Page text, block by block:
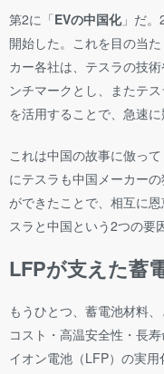
第2に「EVの中国化」だ。
開始した。これを目の当
カー各社は、テスラの技
ンチマークとし、またテ
を活用することで、急速に
これは中国の故事に倣って
にテスラも中国メーカー
ができたことで、相互に
スラと中国という2つの要
LFPが支えた蓄
もうひとつ、蓄電池材料
コスト・高温安全性・長
イオン電池（LFP）の実用